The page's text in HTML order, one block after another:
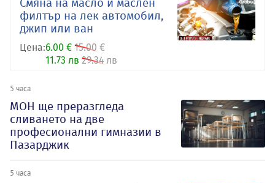
Смяна на масло и маслен
филтър на лек автомобил,
джип или ван
Цена:6.00 € 15.00 €
11.73 лв 29.34 лв
5 часа
МОН ще преразгледа
сливането на две
професионални гимназии в
Пазарджик
5 часа